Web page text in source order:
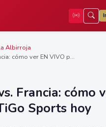
Albirroja
cómo ver EN VIVO p...
Francia: cómo
Sports hoy